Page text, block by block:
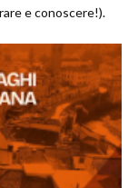
e conoscere!).